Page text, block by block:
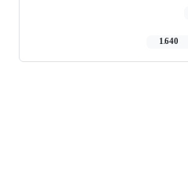
1,640